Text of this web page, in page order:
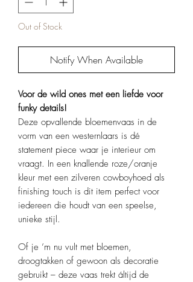
Out of Stock
Notify When Available
Voor de wild ones met een liefde voor
funky details!
Deze opvallende bloemenvaas in de
vorm van een westernlaars is dé
statement piece waar je interieur om
vraagt. In een knallende roze/oranje
kleur met een zilveren cowboyhoed als
finishing touch is dit item perfect voor
iedereen die houdt van een speelse,
unieke stijl.
Of je ’m nu vult met bloemen,
droogtakken of gewoon als decoratie
gebruikt – deze vaas trekt áltijd de